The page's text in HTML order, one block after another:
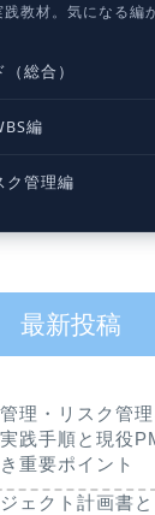
教材。気になる編
総合）
編
ク管理編
最新投稿
理・リスク管
践手順と現役
重要ポイント
ェクト計画書と